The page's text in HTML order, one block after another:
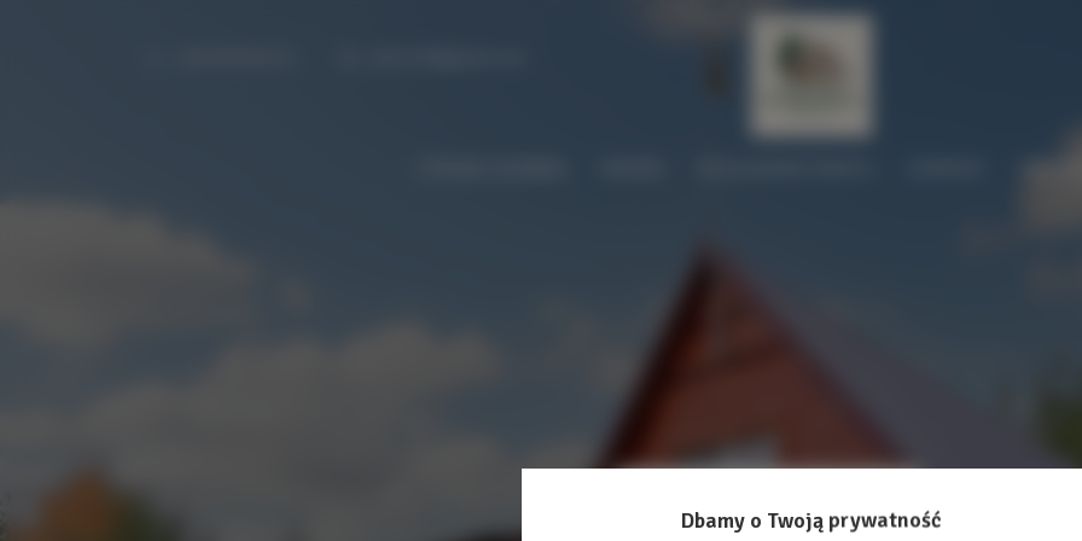
Dbamy o Twoją prywatność